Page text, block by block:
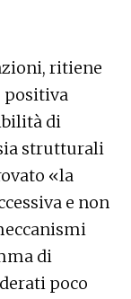
ritiene
positiva
di
strutturali
«la
e non
di
poco